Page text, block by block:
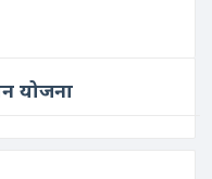
योजना